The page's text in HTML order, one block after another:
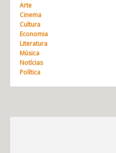
Arte
Cinema
Cultura
Economia
Literatura
Música
Notícias
Política